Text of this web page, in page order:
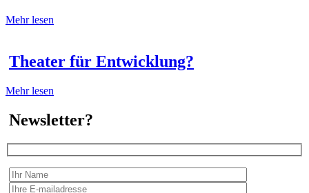
Mehr lesen
Theater für Entwicklung?
Mehr lesen
Newsletter?